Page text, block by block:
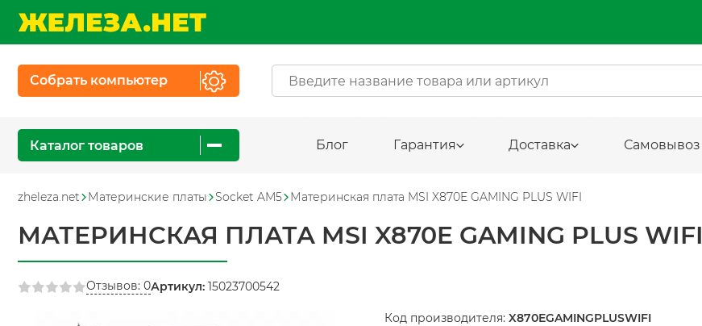
Собрать компьютер
Каталог товаров Блог Гарантия Доставка Самовывоз
zheleza.net Материнские платы Socket AM5 Материнская плата MSI X870E GAMING PLUS WIFI
МАТЕРИНСКАЯ ПЛАТА MSI X870E GAMING PLUS WIFI
Отзывов: 0Артикул: 15023700542
Код производителя: X870EGAMINGPLUSWIFI